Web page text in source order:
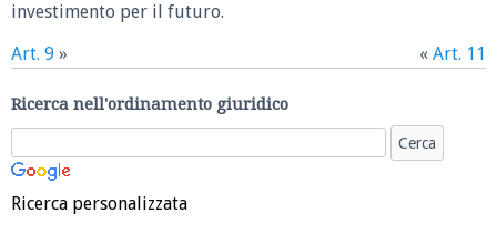
investimento per il futuro.
Art. 9 » « Art. 11
Ricerca nell'ordinamento giuridico
Ricerca personalizzata